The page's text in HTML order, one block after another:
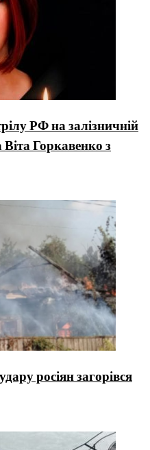
РФ на залізничній
Віта Горкавенко з
росіян загорівся